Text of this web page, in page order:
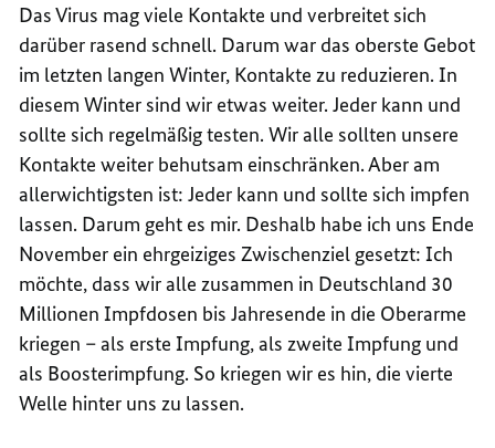
Das Virus mag viele Kontakte und verbreitet sich
darüber rasend schnell. Darum war das oberste Gebot
im letzten langen Winter, Kontakte zu reduzieren. In
diesem Winter sind wir etwas weiter. Jeder kann und
sollte sich regelmäßig testen. Wir alle sollten unsere
Kontakte weiter behutsam einschränken. Aber am
allerwichtigsten ist: Jeder kann und sollte sich impfen
lassen. Darum geht es mir. Deshalb habe ich uns Ende
November ein ehrgeiziges Zwischenziel gesetzt: Ich
möchte, dass wir alle zusammen in Deutschland 30
Millionen Impfdosen bis Jahresende in die Oberarme
kriegen – als erste Impfung, als zweite Impfung und
als Boosterimpfung. So kriegen wir es hin, die vierte
Welle hinter uns zu lassen.